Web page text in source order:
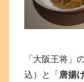
「大阪王将」
込）と「 唐揚